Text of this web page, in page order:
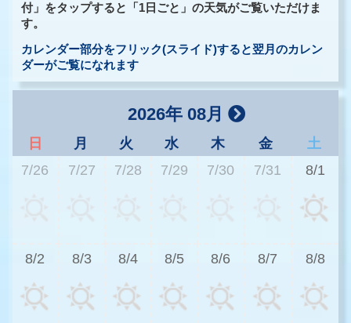
付」をタップすると「1日ごと」の天気がご覧いただけま
す。
カレンダー部分をフリック(スライド)すると翌月のカレン
ダーがご覧になれます
2026年 08月
日 月 火 水 木 金
土
7/26
7/27 7/28 7/29 7/30 7/31 8/1
8/2 8/3 8/4 8/5 8/6 8/7 8/8